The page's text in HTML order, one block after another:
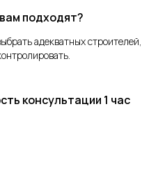
подходят?
адекватных строителей,
консультации 1 час